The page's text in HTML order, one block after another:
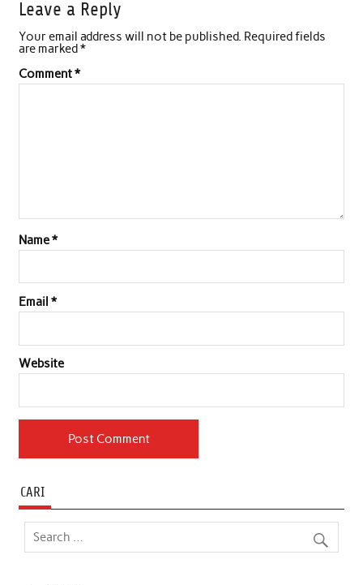
e
b
o
t
e
r
t
s
p
e
I
l
e
Leave a Reply
Your email address will not be published. Required fields
are marked *
Comment*
Name*
Email *
Website
CARI